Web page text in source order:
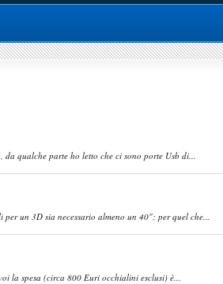
qualche parte ho letto che ci sono porte Usb di...
un 3D sia necessario almeno un 40"; per quel che...
la spesa (circa 800 Euri occhialini esclusi) è...